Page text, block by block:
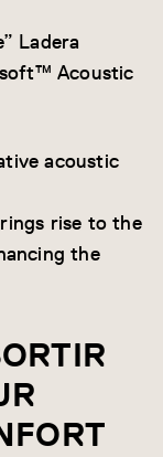
Ladera
Acoustic
acoustic
rise to the
the